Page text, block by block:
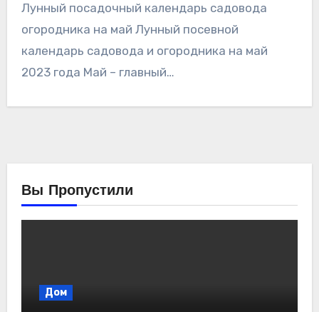
Лунный посадочный календарь садовода
огородника на май Лунный посевной
календарь садовода и огородника на май
2023 года Май – главный…
Вы Пропустили
Дом